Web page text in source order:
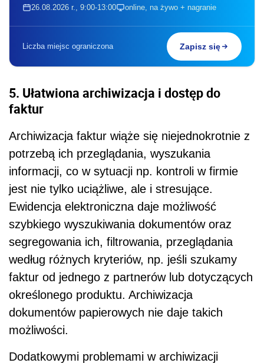
26.08.2026 r., 9:00-13:00 online, na żywo + nagranie
Liczba miejsc ograniczona Zapisz się
5. Ułatwiona archiwizacja i dostęp do
faktur
Archiwizacja faktur wiąże się niejednokrotnie z
potrzebą ich przeglądania, wyszukania
informacji, co w sytuacji np. kontroli w firmie
jest nie tylko uciążliwe, ale i stresujące.
Ewidencja elektroniczna daje możliwość
szybkiego wyszukiwania dokumentów oraz
segregowania ich, filtrowania, przeglądania
według różnych kryteriów, np. jeśli szukamy
faktur od jednego z partnerów lub dotyczących
określonego produktu. Archiwizacja
dokumentów papierowych nie daje takich
możliwości.
Dodatkowymi problemami w archiwizacji